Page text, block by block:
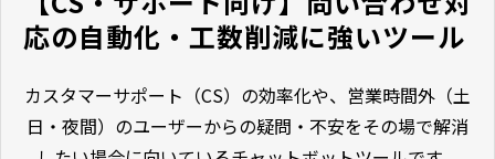
応の自動化・工数削減に強いツール
カスタマーサポート（CS）の効率化や、営業時間外（土
日・夜間）のユーザーからの疑問・不安をその場で解消